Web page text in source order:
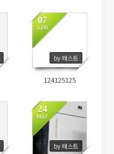
07
APR
by 테스트
124125125
24
MAY
by 테스트
1510